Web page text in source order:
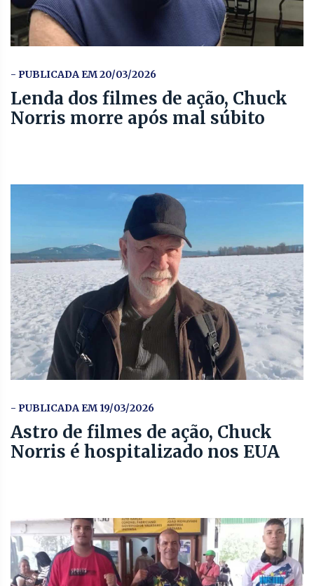
- PUBLICADA EM 20/03/2026
Lenda dos filmes de ação, Chuck
Norris morre após mal súbito
- PUBLICADA EM 19/03/2026
Astro de filmes de ação, Chuck
Norris é hospitalizado nos EUA